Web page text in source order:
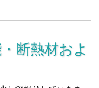
断熱材およ